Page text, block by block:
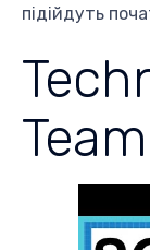
підійдуть